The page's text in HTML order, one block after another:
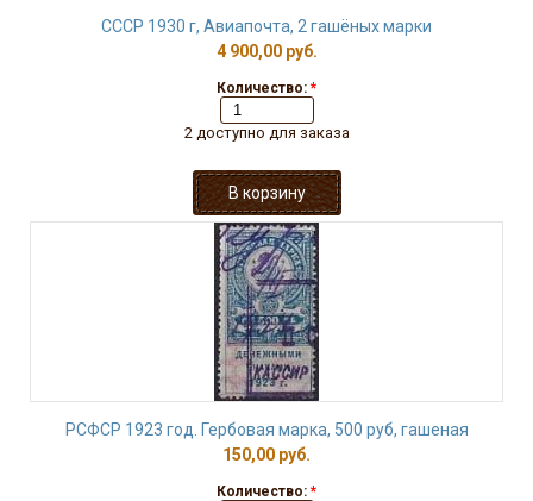
СССР 1930 г, Авиапочта, 2 гашёных марки
4 900,00 руб.
Количество: *
2 доступно для заказа
РСФСР 1923 год. Гербовая марка, 500 руб, гашеная
150,00 руб.
Количество: *